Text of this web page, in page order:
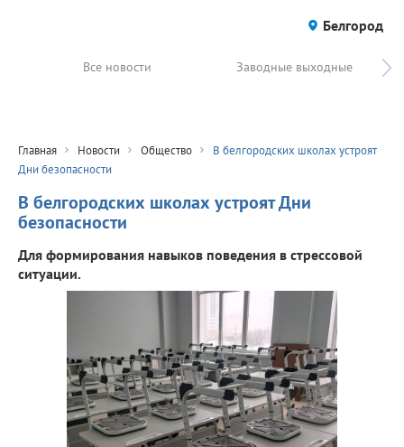
Белгород
Все новости Заводные выходные
Главная Новости Общество
В белгородских школах устроят
Дни безопасности
В белгородских школах устроят Дни
безопасности
Для формирования навыков поведения в стрессовой
ситуации.